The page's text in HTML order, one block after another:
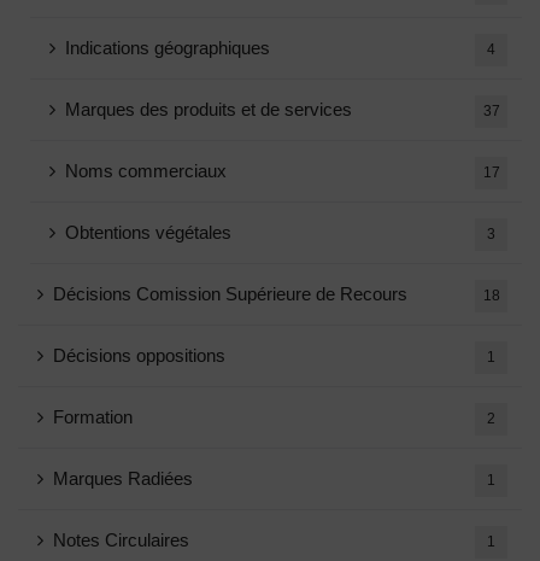
Indications géographiques 4
Marques des produits et de services 37
Noms commerciaux 17
Obtentions végétales 3
Décisions Comission Supérieure de Recours 18
Décisions oppositions 1
Formation 2
Marques Radiées 1
Notes Circulaires 1